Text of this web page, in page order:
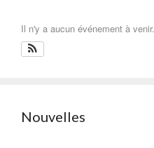
Il n'y a aucun événement à venir.
Nouvelles